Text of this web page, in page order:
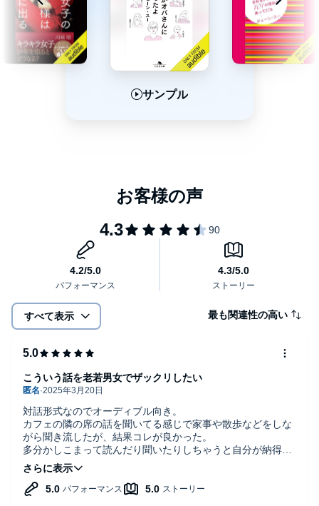
【二章】敵と味方とルールを再検証する
-「女同士はわかり合える」という一枚岩幻想
-新自由主義の流れでカオス社会が爆誕 他
-パートナーはまっとうに生きるための漬物石 他
【四章】なぜ女は自信を持ちづらいのか -男は女よりも自信を持ち
-依存相手は都合のいいスクリーン 他
【五章】いつか結婚も出産もレジャーになる
-妊娠・出産をアウトソーシングする未来
-私たちが本当に後世に残したほうがいいもの 他
【六章】ジャストフィットな生き方は自分で決める
-男社会で設定されたゴールがすべてじゃない
-今の選択が正しかったと思えるように 他
サンプル
すべて表示 最も関連性の高い
対話形式なのでオーディブル向き。
カフェの隣の席の話を聞いてる感じで家事や散歩などをしな
がら聞き流したが、結果コレが良かった。
多分かしこまって読んだり聞いたりしちゃうと自分が納得い
かない部分でつまずいて、ソコが鼻について進まなくなっち
ゃう気がする。
本書でも言ってたがこの二人だって意見が全く同じ訳ではな
こういう話を老若男女でザックリしたい